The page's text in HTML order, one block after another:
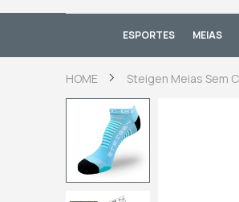
ESPORTES MEIAS
HOME